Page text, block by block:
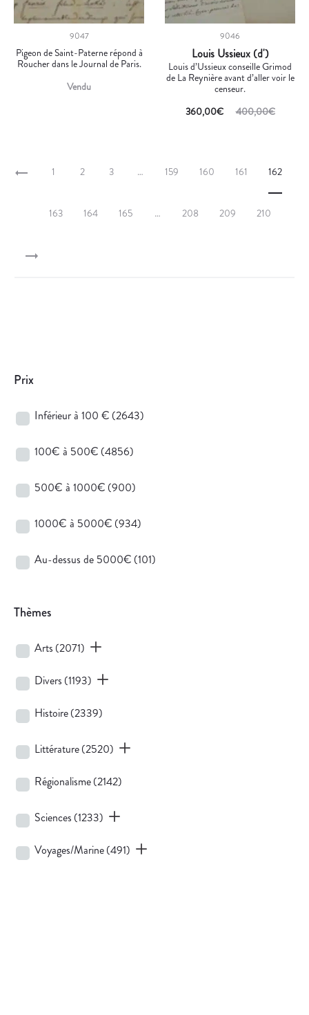
9047
Pigeon de Saint-Paterne répond à
Roucher dans le Journal de Paris.
Vendu
9046
Louis Ussieux (d')
Louis d’Ussieux conseille Grimod
de La Reynière avant d’aller voir le
censeur.
400,00€
360,00€
1 2 3 … 159 160 161 162
163 164 165 … 208 209 210
Prix
Inférieur à 100 € (2643)
100€ à 500€ (4856)
500€ à 1000€ (900)
1000€ à 5000€ (934)
Au-dessus de 5000€ (101)
Thèmes
Arts (2071)
Divers (1193)
Histoire(2339)
Littérature(2520)
Régionalisme(2142)
Sciences (1233)
Voyages/Marine(491)